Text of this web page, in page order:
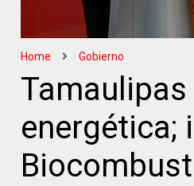
Home Gobierno
energética;